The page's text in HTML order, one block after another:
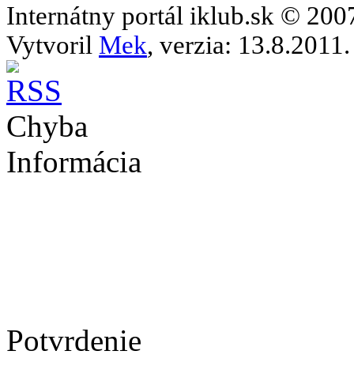
Internátny portál iklub.sk ©
Vytvoril Mek, verzia: 13.8.2011.
Chyba
Informácia
Potvrdenie